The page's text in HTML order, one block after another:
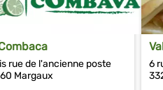
rue de l'ancienne poste
Margaux
6